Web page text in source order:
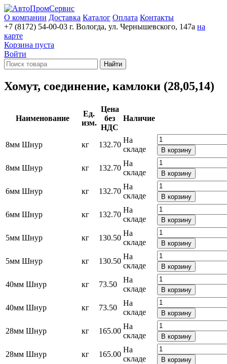
О компании Доставка Каталог Оплата Контакты
+7 (8172) 54-00-03 г. Вологда, ул. Чернышевского, 147а на
карте
Корзина пуста
Войти
Найти
Хомут, соединение, камлоки (28,05,14)
Наименование
Ед.
изм.
Цена
без
НДС
Наличие
8мм Шнур кг 132.70
На
складе
В корзину
8мм Шнур кг 132.70
На
складе
В корзину
6мм Шнур кг 132.70
На
складе
В корзину
6мм Шнур кг 132.70
На
складе
В корзину
5мм Шнур кг 130.50
На
складе
В корзину
5мм Шнур кг 130.50
На
складе
В корзину
40мм Шнур кг 73.50
На
складе
В корзину
40мм Шнур кг 73.50
На
складе
В корзину
28мм Шнур кг 165.00
На
складе
В корзину
28мм Шнур кг 165.00
На
складе
В корзину